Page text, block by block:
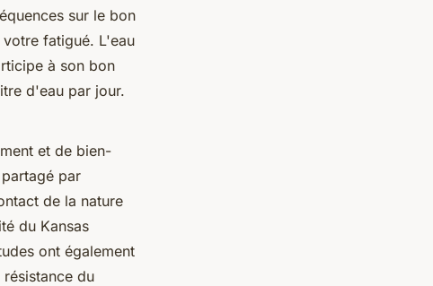
sur le bon
fatigué. L'eau
à son bon
d'eau par jour.
et de bien-
par
de la nature
du Kansas
ont également
du